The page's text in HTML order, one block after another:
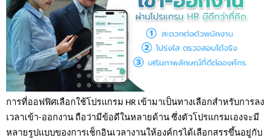
การที่ออฟฟิศเลือกใช้โปรแกรม HR เข้ามาเป็นทางเลือกสำหรับการลง
เวลาเข้า-ออกงาน ถือว่ามีข้อดีในหลายด้าน ซึ่งตัวโปรแกรมเองจะมี
หลายรูปแบบของการเช็กอินเวลางานให้องค์กรได้เลือกสรรขึ้นอยู่กับ